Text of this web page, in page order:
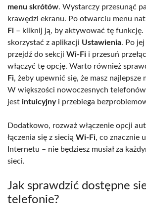
menu skrótów. Wystarczy przesunąć
krawędzi ekranu. Po otwarciu menu
Fi – kliknij ją, by aktywować tę funkcję.
skorzystać z aplikacji Ustawienia. Po
przejdź do sekcji Wi-Fi i przesuń
włączyć tę opcję. Warto również
Fi, żeby upewnić się, że masz najlepsze
W większości nowoczesnych
jest intuicyjnyi przebiega
Dodatkowo, rozważ włączenie opcji
łączenia się z siecią Wi-Fi, co znacznie
Internetu – nie będziesz musiał za
sieci.
Jak sprawdzić dostępne
telefonie?